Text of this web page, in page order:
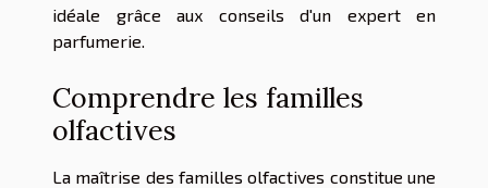
idéale grâce aux conseils d'un expert en
parfumerie.
Comprendre les familles
olfactives
La maîtrise des familles olfactives constitue une